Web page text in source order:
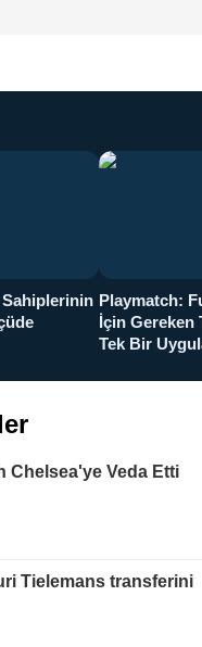
Sahiplerinin Playmatch:
İçin Gereken
Tek Bir
Chelsea'ye Veda Etti
Tielemans transferini